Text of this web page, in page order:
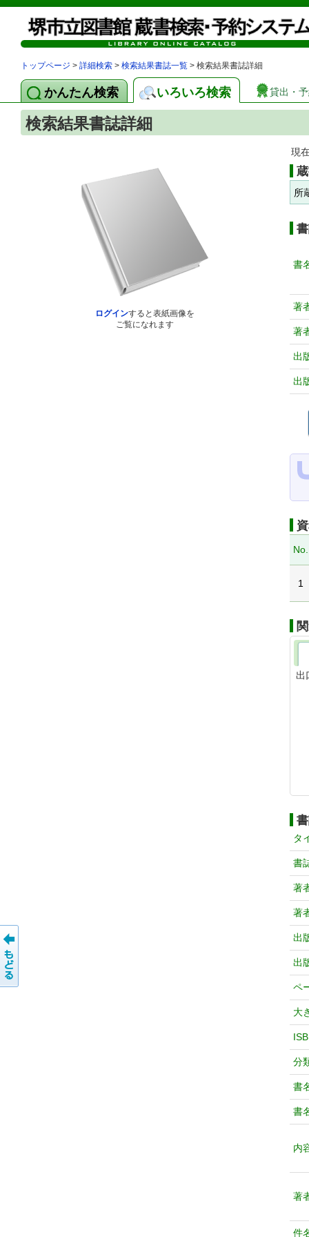
トップページ > 詳細検索 > 検索結果書誌一覧 > 検索結果書誌詳細
かんたん検索 いろいろ検索 貸出・
検索結果書誌詳細
ログインすると表紙画像を
ご覧になれます
現
所
書
著
著
出
出
No.
1
出
タ
書
著
著
出
出
ペ
大
分
書
書
内
著
件